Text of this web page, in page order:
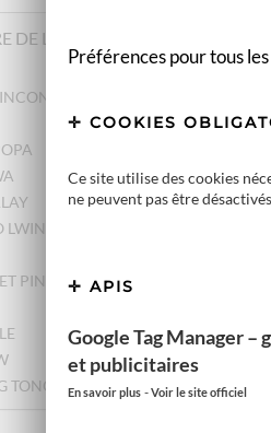
DE L'ARTICLE :
A VOIR EN
LWIN
PINDAYA
TONG
Préférences pour tous
COOKIES
Ce site utilise des cookies
ne peuvent pas être
APIS
Google Tag Manager –
et publicitaires
En savoir plus -Voir le site officiel